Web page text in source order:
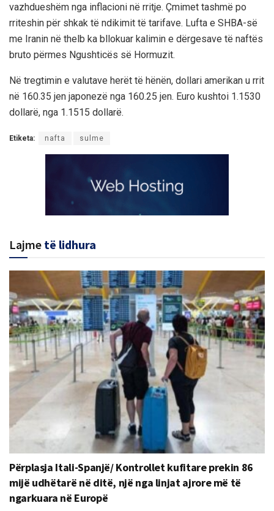
vazhdueshëm nga inflacioni në rritje. Çmimet tashmë po
rriteshin për shkak të ndikimit të tarifave. Lufta e SHBA-së
me Iranin në thelb ka bllokuar kalimin e dërgesave të naftës
bruto përmes Ngushticës së Hormuzit.
Në tregtimin e valutave herët të hënën, dollari amerikan u rrit
në 160.35 jen japonezë nga 160.25 jen. Euro kushtoi 1.1530
dollarë, nga 1.1515 dollarë.
Etiketa: nafta sulme
Lajme të lidhura
Përplasja Itali-Spanjë/ Kontrollet kufitare prekin 86
mijë udhëtarë në ditë, një nga linjat ajrore më të
ngarkuara në Europë